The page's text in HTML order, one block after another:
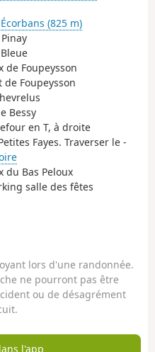
(825 m)
de Foupeysson
de Foupeysson
Bessy
en T, à droite
Fayes. Traverser le -
du Bas Peloux
salle des fêtes
lors d'une randonnée.
ne pourront pas être
ou de désagrément
l'app